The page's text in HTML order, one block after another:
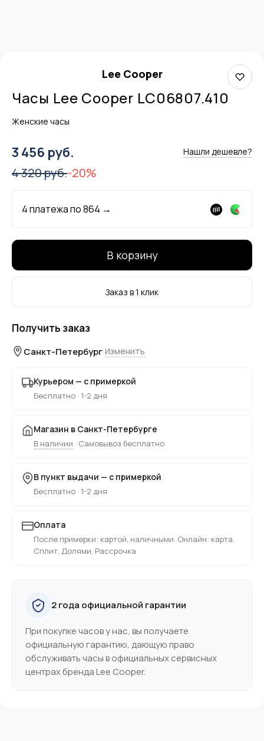
Lee Cooper
Часы Lee Cooper LC06807.410
Женские часы
3 456 руб. Нашли дешевле?
4 320 руб.-20%
4 платежа по864 →
В корзину
Заказ в 1 клик
Получить заказ
Санкт-Петербург Изменить
Курьером — с примеркой
Бесплатно · 1-2 дня
Магазин в Санкт-Петербурге
В наличии · Самовывоз бесплатно
В пункт выдачи — с примеркой
Бесплатно · 1-2 дня
Оплата
После примерки: картой, наличными. Онлайн: карта,
Сплит, Долями, Рассрочка
2 года официальной гарантии
При покупке часов у нас, вы получаете
официальную гарантию, дающую право
обслуживать часы в официальных сервисных
центрах бренда Lee Cooper.